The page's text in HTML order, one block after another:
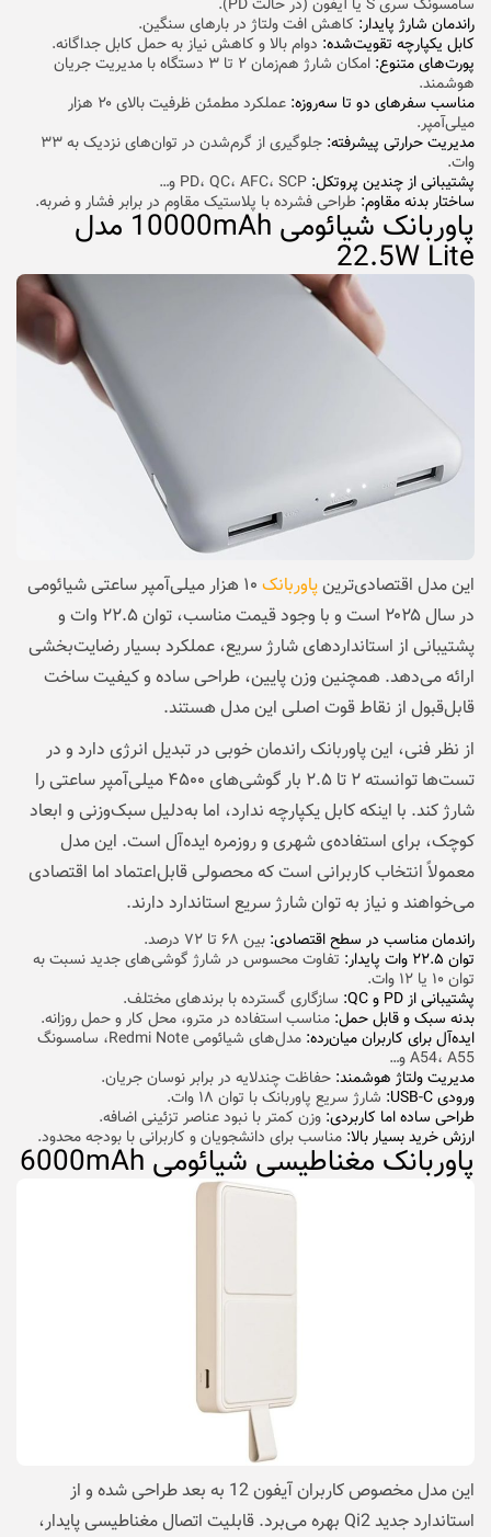
سامسونگ سری S یا آیفون (در حالت PD).
راندمان شارژ پایدار: کاهش افت ولتاژ در بارهای سنگین.
کابل یکپارچه تقویت‌شده: دوام بالا و کاهش نیاز به حمل کابل جداگانه.
پورت‌های متنوع:
امکان شارژ هم‌زمان ۲ تا ۳ دستگاه با مدیریت جریان
هوشمند.
مناسب سفرهای دو تا سه‌روزه:
عملکرد مطمئن ظرفیت بالای ۲۰ هزار
میلی‌آمپر.
مدیریت حرارتی پیشرفته:
جلوگیری از گرم‌شدن در توان‌های نزدیک به ۳۳
وات.
پشتیبانی از چندین پروتکل:
ساختار بدنه مقاوم: طراحی فشرده با پلاستیک مقاوم در برابر فشار و ضربه.
پاوربانک شیائومی 10000mAh مدل
22.5W Lite
این مدل اقتصادی‌ترینپاوربانک
۱۰ هزار میلی‌آمپر ساعتی شیائومی
در سال ۲۰۲۵ است و با وجود قیمت مناسب، توان ۲۲.۵ وات و
پشتیبانی از استانداردهای شارژ سریع، عملکرد بسیار رضایت‌بخشی
ارائه می‌دهد. همچنین وزن پایین، طراحی ساده و کیفیت ساخت
قابل‌قبول از نقاط قوت اصلی این مدل هستند.
از نظر فنی، این پاوربانک راندمان خوبی در تبدیل انرژی دارد و در
تست‌ها توانسته ۲ تا ۲.۵ بار گوشی‌های ۴۵۰۰ میلی‌آمپر ساعتی را
شارژ کند. با اینکه کابل یکپارچه ندارد، اما به‌دلیل سبک‌وزنی و ابعاد
کوچک، برای استفاده‌ی شهری و روزمره ایده‌آل است. این مدل
معمولاً انتخاب کاربرانی است که محصولی قابل‌اعتماد اما اقتصادی
می‌خواهند و نیاز به توان شارژ سریع استاندارد دارند.
راندمان مناسب در سطح اقتصادی: بین ۶۸ تا ۷۲ درصد.
توان ۲۲.۵ وات پایدار:
تفاوت محسوس در شارژ گوشی‌های جدید نسبت به
توان ۱۰ یا ۱۲ وات.
پشتیبانی از PD و QC:
سازگاری گسترده با برندهای مختلف.
بدنه سبک و قابل حمل: مناسب استفاده در مترو، محل کار و حمل روزانه.
ایده‌آل برای کاربران میان‌رده:
مدل‌های شیائومی Redmi Note، سامسونگ
A54، A55 و…
مدیریت ولتاژ هوشمند: حفاظت چندلایه در برابر نوسان جریان.
ورودی USB-C:
شارژ سریع پاوربانک با توان ۱۸ وات.
طراحی ساده اما کاربردی: وزن کمتر با نبود عناصر تزئینی اضافه.
ارزش خرید بسیار بالا: مناسب برای دانشجویان و کاربرانی با بودجه محدود.
پاوربانک مغناطیسی شیائومی 6000mAh
این مدل مخصوص کاربران آیفون 12 به بعد طراحی شده و از
استاندارد جدید Qi2 بهره می‌برد. قابلیت اتصال مغناطیسی پایدار،